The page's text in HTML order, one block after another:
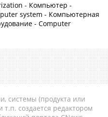
- Компьютер -
system - Компьютерная
- Computer
системы (продукта или
т.п. создается редактором